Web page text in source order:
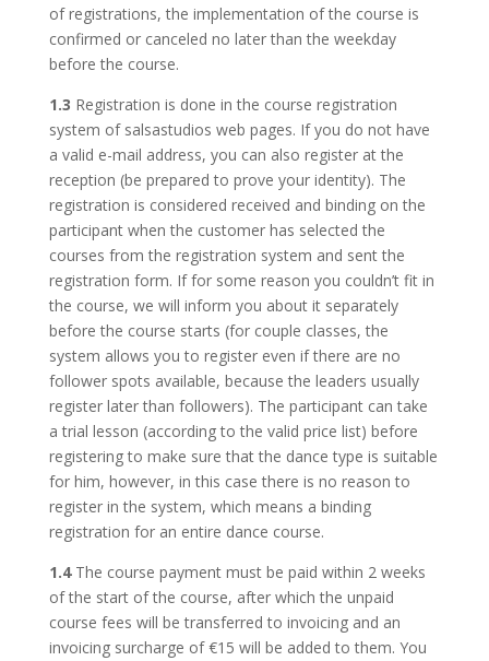
of registrations, the implementation of the course is
confirmed or canceled no later than the weekday
before the course.
1.3 Registration is done in the course registration
system of salsastudios web pages. If you do not have
a valid e-mail address, you can also register at the
reception (be prepared to prove your identity). The
registration is considered received and binding on the
participant when the customer has selected the
courses from the registration system and sent the
registration form. If for some reason you couldn’t fit in
the course, we will inform you about it separately
before the course starts (for couple classes, the
system allows you to register even if there are no
follower spots available, because the leaders usually
register later than followers). The participant can take
a trial lesson (according to the valid price list) before
registering to make sure that the dance type is suitable
for him, however, in this case there is no reason to
register in the system, which means a binding
registration for an entire dance course.
1.4The course payment must be paid within 2 weeks
of the start of the course, after which the unpaid
course fees will be transferred to invoicing and an
invoicing surcharge of €15 will be added to them. You